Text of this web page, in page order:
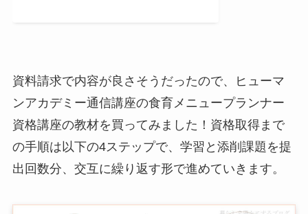
資料請求で内容が良さそうだったので、ヒューマ
ンアカデミー通信講座の食育メニュープランナー
資格講座の教材を買ってみました！資格取得まで
の手順は以下の4ステップで、学習と添削課題を提
出回数分、交互に繰り返す形で進めていきます。